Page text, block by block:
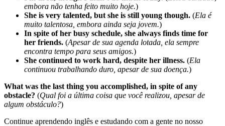
embora não tenha feito muito hoje.)
She is very talented, but she is still young though. (Ela é
muito talentosa, embora ainda seja jovem.)
In spite of her busy schedule, she always finds time for
her friends. (Apesar de sua agenda lotada, ela sempre
encontra tempo para seus amigos.)
She continued to work hard, despite her illness. (Ela
continuou trabalhando duro, apesar de sua doença.)
What was the last thing you accomplished, in spite of any
obstacle? (Qual foi a última coisa que você realizou, apesar de
algum obstáculo?)
Continue aprendendo inglês e estudando com a gente no nosso